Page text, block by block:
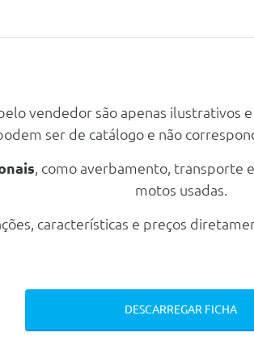
(Removivel)
vendedor são apenas ilustrativos
ser de catálogo e não
, como averbamento, transporte
motos usadas.
características e preços
DESCARREGAR FICHA